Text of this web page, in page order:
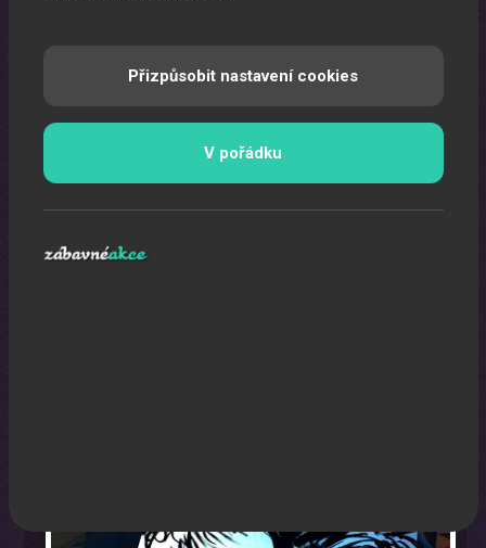
Přizpůsobit nastavení cookies
V pořádku